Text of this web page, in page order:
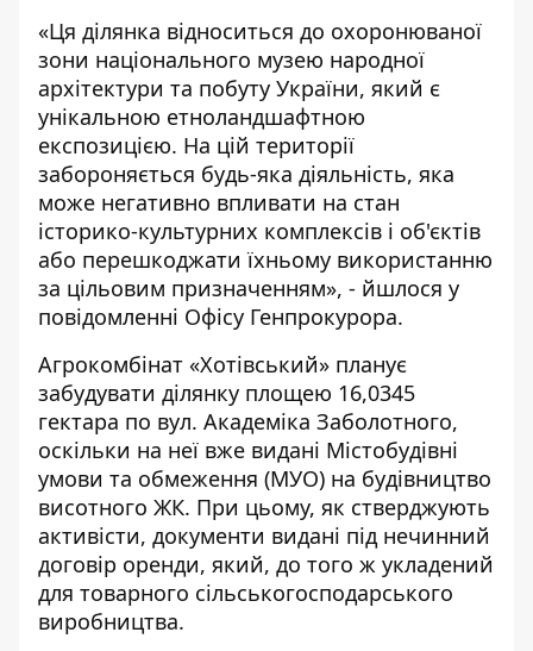
«Ця ділянка відноситься до охоронюваної
зони національного музею народної
архітектури та побуту України, який є
унікальною етноландшафтною
експозицією. На цій території
забороняється будь-яка діяльність, яка
може негативно впливати на стан
історико-культурних комплексів і об'єктів
або перешкоджати їхньому використанню
за цільовим призначенням», - йшлося у
повідомленні Офісу Генпрокурора.
Агрокомбінат «Хотівський» планує
забудувати ділянку площею 16,0345
гектара по вул. Академіка Заболотного,
оскільки на неї вже видані Містобудівні
умови та обмеження (МУО) на будівництво
висотного ЖК. При цьому, як стверджують
активісти, документи видані під нечинний
договір оренди, який, до того ж укладений
для товарного сільськогосподарського
виробництва.